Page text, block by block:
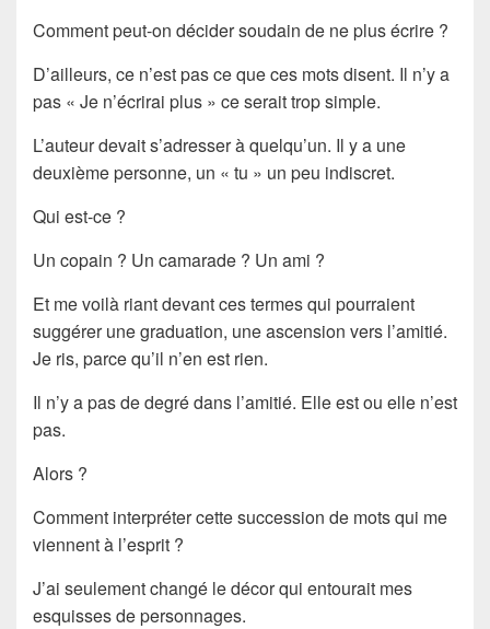
Comment peut-on décider soudain de ne plus écrire ?
D’ailleurs, ce n’est pas ce que ces mots disent. Il n’y a
pas « Je n’écrirai plus » ce serait trop simple.
L’auteur devait s’adresser à quelqu’un. Il y a une
deuxième personne, un « tu » un peu indiscret.
Qui est-ce ?
Un copain ? Un camarade ? Un ami ?
Et me voilà riant devant ces termes qui pourraient
suggérer une graduation, une ascension vers l’amitié.
Je ris, parce qu’il n’en est rien.
Il n’y a pas de degré dans l’amitié. Elle est ou elle n’est
pas.
Alors ?
Comment interpréter cette succession de mots qui me
viennent à l’esprit ?
J’ai seulement changé le décor qui entourait mes
esquisses de personnages.